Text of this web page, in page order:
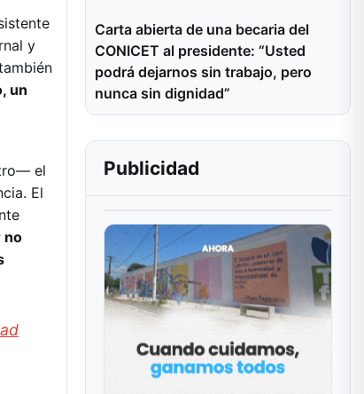
y
un
el
El
no
Carta abierta de una becaria del
CONICET al presidente: “Usted
podrá dejarnos sin trabajo, pero
nunca sin dignidad”
Publicidad